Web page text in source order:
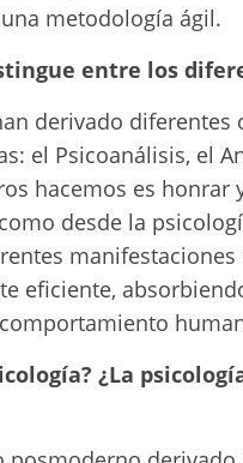
metodología ágil.
entre los
derivado
el Psicoanálisis, el
hacemos es
desde la
eficiente,
¿La